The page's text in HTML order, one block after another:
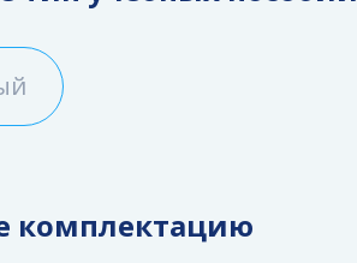
комплектацию